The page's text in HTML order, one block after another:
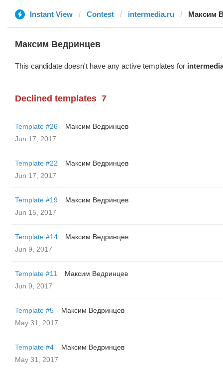
Instant View Contest intermedia.ru Максим
Максим Ведринцев
This candidate doesn't have any active templates for
Declined templates 7
Template #26
Максим Ведринцев
Jun 17, 2017
Template #22
Максим Ведринцев
Jun 17, 2017
Template #19
Максим Ведринцев
Jun 15, 2017
Template #14
Максим Ведринцев
Jun 9, 2017
Template #11
Максим Ведринцев
Jun 9, 2017
Template #5
Максим Ведринцев
May 31, 2017
Template #4
Максим Ведринцев
May 31, 2017